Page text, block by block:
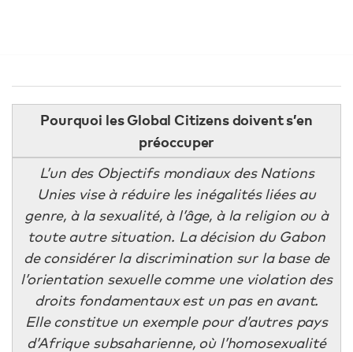
Pourquoi les Global Citizens doivent s’en
préoccuper
L’un des Objectifs mondiaux des Nations
Unies vise à réduire les inégalités liées au
genre, à la sexualité, à l’âge, à la religion ou à
toute autre situation. La décision du Gabon
de considérer la discrimination sur la base de
l’orientation sexuelle comme une violation des
droits fondamentaux est un pas en avant.
Elle constitue un exemple pour d’autres pays
d’Afrique subsaharienne, où l’homosexualité